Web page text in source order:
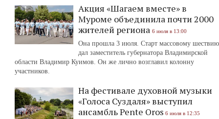
Акция «Шагаем вместе» в
Муроме объединила почти 2000
жителей региона 6 июля в 13:00
Она прошла 3 июля. Старт массовому шествию
дал заместитель губернатора Владимирской
области Владимир Куимов. Он же лично возглавил колонну
участников.
На фестивале духовной музыки
«Голоса Суздаля» выступил
ансамбль Pente Oros 6 июля в 12:35